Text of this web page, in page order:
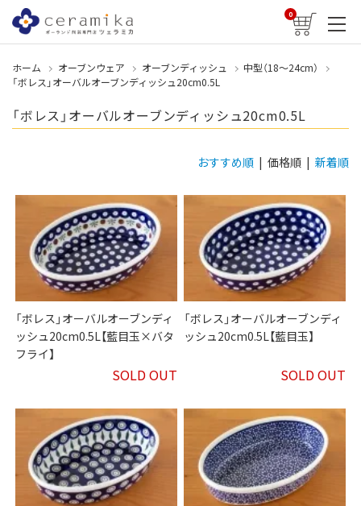
0
ホーム オーブンウェア オーブンディッシュ
中型（18〜24cm）
「ボレス」オーバルオーブンディッシュ20cm0.5L
「ボレス」オーバルオーブンディッシュ20cm0.5L
おすすめ順 | 価格順 | 新着順
「ボレス」オーバルオーブンディ
ッシュ20cm0.5L【藍目玉×バタ
フライ】
SOLD OUT
「ボレス」オーバルオーブンディ
ッシュ20cm0.5L【藍目玉】
SOLD OUT